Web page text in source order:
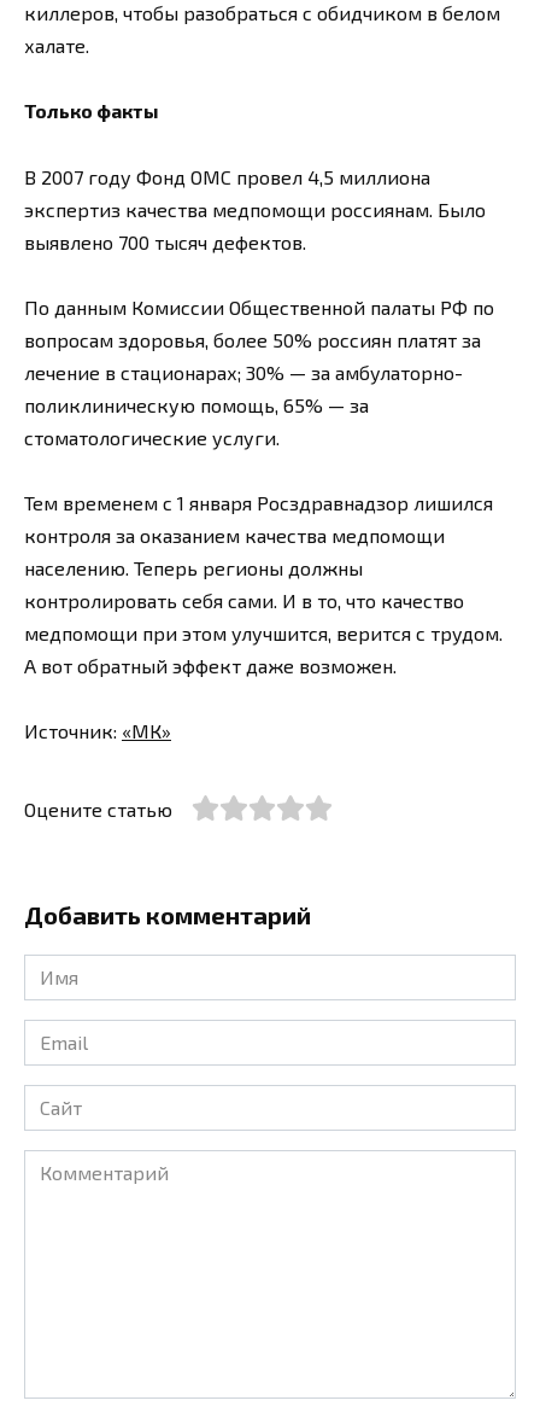
киллеров, чтобы разобраться с обидчиком в белом
халате.
Только факты
В 2007 году Фонд ОМС провел 4,5 миллиона
экспертиз качества медпомощи россиянам. Было
выявлено 700 тысяч дефектов.
По данным Комиссии Общественной палаты РФ по
вопросам здоровья, более 50% россиян платят за
лечение в стационарах; 30% — за амбулаторно-
поликлиническую помощь, 65% — за
стоматологические услуги.
Тем временем с 1 января Росздравнадзор лишился
контроля за оказанием качества медпомощи
населению. Теперь регионы должны
контролировать себя сами. И в то, что качество
медпомощи при этом улучшится, верится с трудом.
А вот обратный эффект даже возможен.
Источник: «МК»
Оцените статью
Добавить комментарий
Имя
*
Email
*
Сайт
Комментарий